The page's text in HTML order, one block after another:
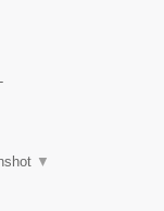
-
▼